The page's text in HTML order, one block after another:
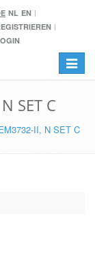
NL EN
Toggle
SET C
II, N SET C